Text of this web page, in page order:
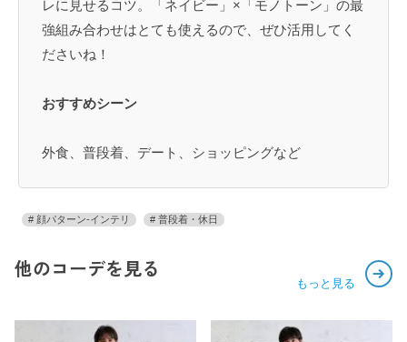
レに見せるコツ。「ネイビー」×「モノトーン」の最
強組み合わせはとても使えるので、ぜひ活用してく
ださいね！
おすすめシーン
外食、普段着、デート、ショッピングなど
顔パターン-インテリ 普段着・休日
他のコーデを見る
もっと見る